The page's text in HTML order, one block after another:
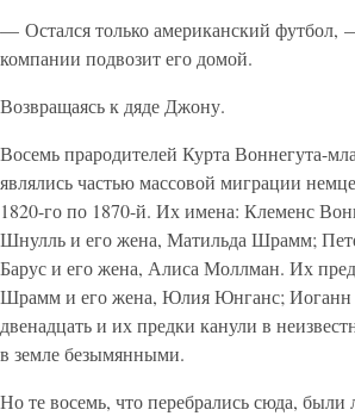
— Остался только американский футбол,
компании подвозит его домой.
Возвращаясь к дяде Джону.
Восемь прародителей Курта Воннегута-
являлись частью массовой миграции
1820-го по 1870-й. Их имена: Клеменс
Шнулль и его жена, Матильда Шрамм;
Барус и его жена, Алиса Моллман. Их
Шрамм и его жена, Юлия Юнганс; Иоганн
двенадцать и их предки канули в
в земле безымянными.
Но те восемь, что перебрались сюда,